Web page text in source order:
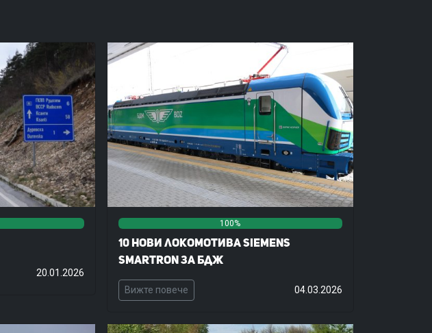
0%
0%
20.01.2026
100% 0%
0%
10 нови локомотива Siemens
Smartron за БДЖ
Вижте повече 04.03.2026